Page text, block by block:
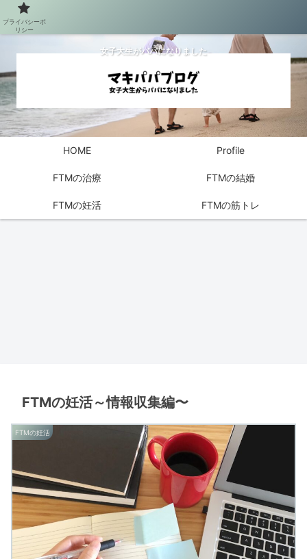
女子大生がパパになりました
HOME Profile
FTMの治療 FTMの結婚
FTMの妊活 FTMの筋トレ
FTMの妊活～情報収集編〜
FTMの妊活
プライバシーポ
リシー